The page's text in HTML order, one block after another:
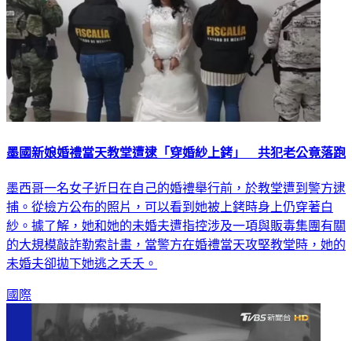
墨國新娘婚禮當天教堂遭逮「穿婚紗上銬」 共犯老公竟落跑
墨西哥一名女子近日在自己的婚禮舉行前，於教堂遭到警方逮
捕。從檢方公布的照片，可以看到她被上銬時身上仍穿著白
紗。據了解，她和她的未婚夫遭指控涉及一項與販毒集團有關
的大規模敲詐勒索計畫，當警方在婚禮當天攻堅教堂時，她的
未婚夫卻拋下她逃之夭夭。
國際